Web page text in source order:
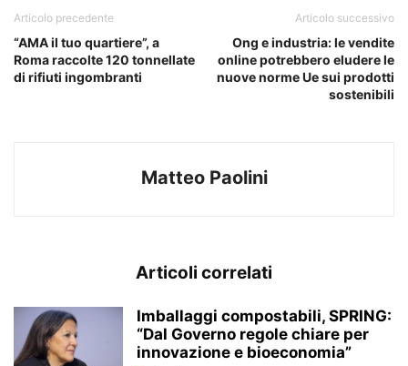
Articolo precedente
“AMA il tuo quartiere”, a
Roma raccolte 120 tonnellate
di rifiuti ingombranti
Articolo successivo
Ong e industria: le vendite
online potrebbero eludere le
nuove norme Ue sui prodotti
sostenibili
Matteo Paolini
Articoli correlati
Imballaggi compostabili, SPRING:
“Dal Governo regole chiare per
innovazione e bioeconomia”